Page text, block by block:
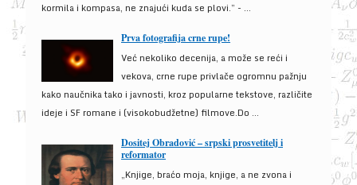
kormila i kompasa, ne znajući kuda se plovi.” - ...
Prva fotografija crne rupe!
Već nekoliko decenija, a može se reći i
vekova, crne rupe privlače ogromnu pažnju
kako naučnika tako i javnosti, kroz popularne tekstove, različite
ideje i SF romane i (visokobudžetne) filmove.Do ...
Dositej Obradović – srpski prosvetitelj i
reformator
„Knjige, braćo moja, knjige, a ne zvona i